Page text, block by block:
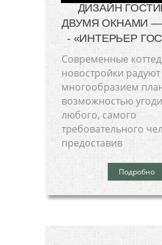
ДИЗАЙН
ДВУМЯ ОКНАМИ —
- «ИНТЕРЬЕР
Современные
новостройки радуют
многообразием
возможностью
любого, самого
требовательного
предоставив
Подробно